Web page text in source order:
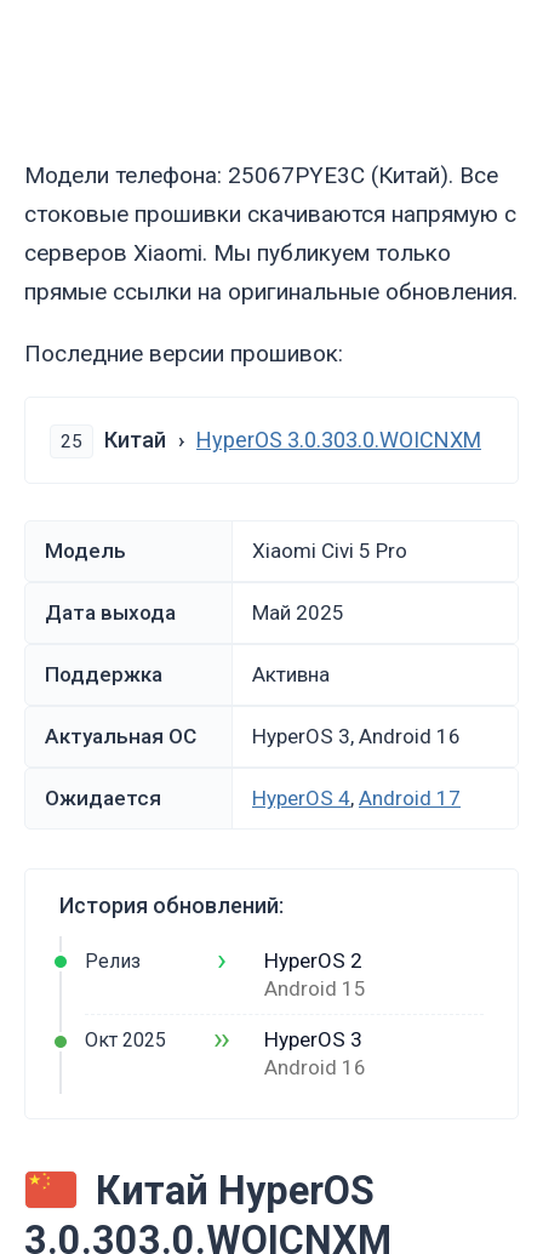
Модели телефона: 25067PYE3C (Китай). Все
стоковые прошивки скачиваются напрямую с
серверов Xiaomi. Мы публикуем только
прямые ссылки на оригинальные обновления.
Последние версии прошивок:
25 Китай HyperOS 3.0.303.0.WOICNXM
Модель Xiaomi Civi 5 Pro
Дата выхода май 2025
Поддержка Активна
Актуальная ОС HyperOS 3, Android 16
Ожидается HyperOS 4, Android 17
История обновлений:
Релиз ›
HyperOS 2
Android 15
Окт 2025 ››
HyperOS 3
Android 16
Китай HyperOS
3.0.303.0.WOICNXM